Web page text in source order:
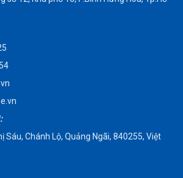
Sáu, Chánh Lộ, Quảng Ngãi, 840255, Việt